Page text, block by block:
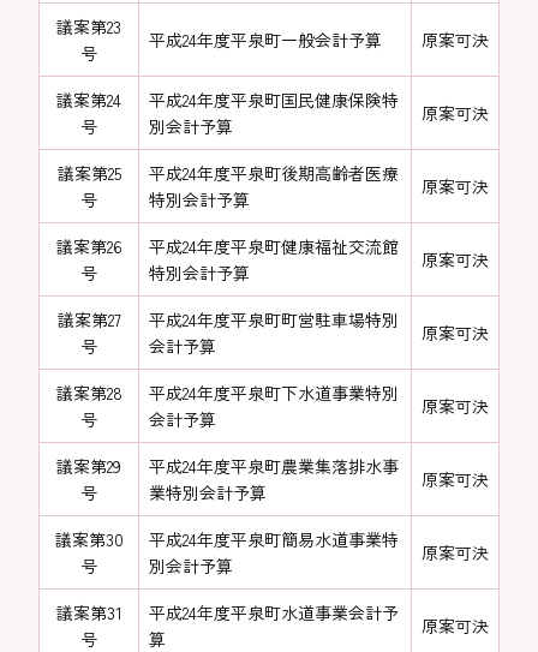
議案第23
号
平成24年度平泉町一般会計予算 原案可決
議案第24
号
平成24年度平泉町国民健康保険特
別会計予算
原案可決
議案第25
号
平成24年度平泉町後期高齢者医療
特別会計予算
原案可決
議案第26
号
平成24年度平泉町健康福祉交流館
特別会計予算
原案可決
議案第27
号
平成24年度平泉町町営駐車場特別
会計予算
原案可決
議案第28
号
平成24年度平泉町下水道事業特別
会計予算
原案可決
議案第29
号
平成24年度平泉町農業集落排水事
業特別会計予算
原案可決
議案第30
号
平成24年度平泉町簡易水道事業特
別会計予算
原案可決
議案第31
号
平成24年度平泉町水道事業会計予
算
原案可決